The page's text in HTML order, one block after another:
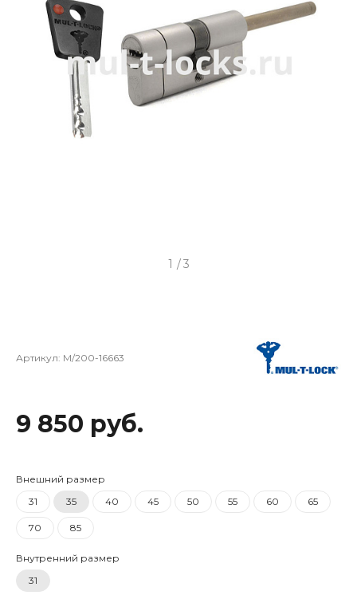
1 /3
Артикул: M/200-16663
9 850 руб.
Внешний размер
31
35 40 45 50 55 60 65
70 85
Внутренний размер
31